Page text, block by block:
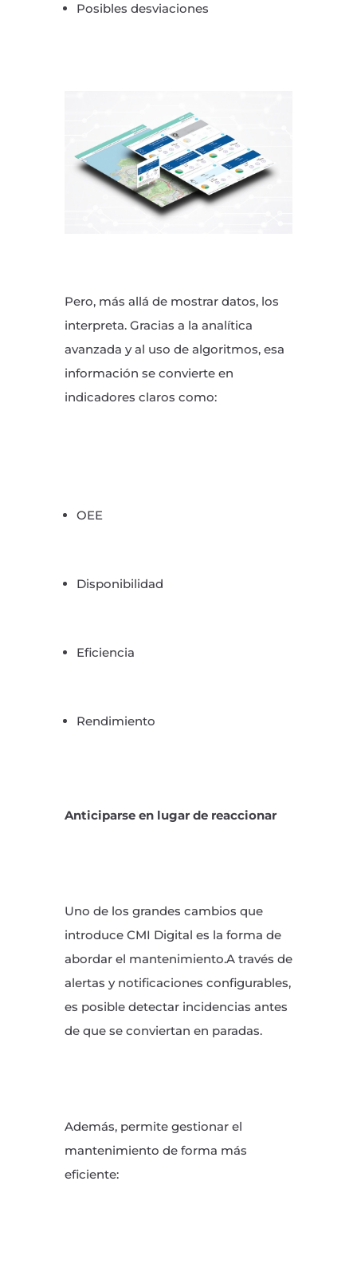
Posibles desviaciones
Pero, más allá de mostrar datos, los
interpreta. Gracias a la analítica
avanzada y al uso de algoritmos, esa
información se convierte en
indicadores claros como:
OEE
Disponibilidad
Eficiencia
Rendimiento
Anticiparse en lugar de reaccionar
Uno de los grandes cambios que
introduce CMI Digital es la forma de
abordar el mantenimiento.A través de
alertas y notificaciones configurables,
es posible detectar incidencias antes
de que se conviertan en paradas.
Además, permite gestionar el
mantenimiento de forma más
eficiente: